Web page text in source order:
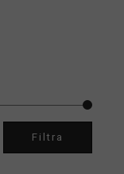
Min
Max
Filtra